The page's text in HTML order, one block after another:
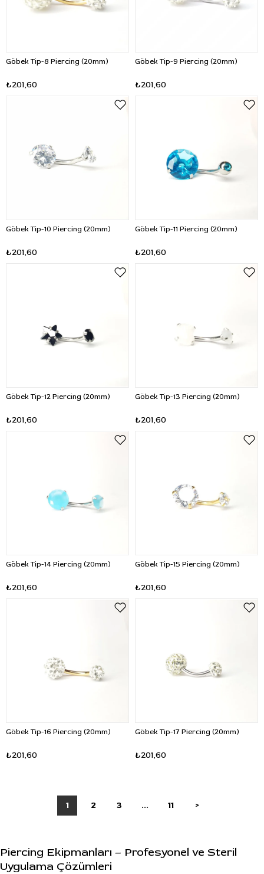
Göbek Tip-8 Piercing (20mm)
₺201,60
Göbek Tip-9 Piercing (20mm)
₺201,60
Göbek Tip-10 Piercing (20mm)
₺201,60
Göbek Tip-11 Piercing (20mm)
₺201,60
Göbek Tip-12 Piercing (20mm)
₺201,60
Göbek Tip-13 Piercing (20mm)
₺201,60
Göbek Tip-14 Piercing (20mm)
₺201,60
Göbek Tip-15 Piercing (20mm)
₺201,60
Göbek Tip-16 Piercing (20mm)
₺201,60
Göbek Tip-17 Piercing (20mm)
₺201,60
1 2 3 ... 11 >
Piercing Ekipmanları – Profesyonel ve Steril
Uygulama Çözümleri